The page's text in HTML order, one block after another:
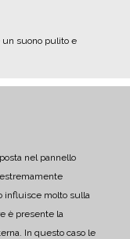
un suono pulito e
nel pannello
influisce molto sulla
è presente la
In questo caso le